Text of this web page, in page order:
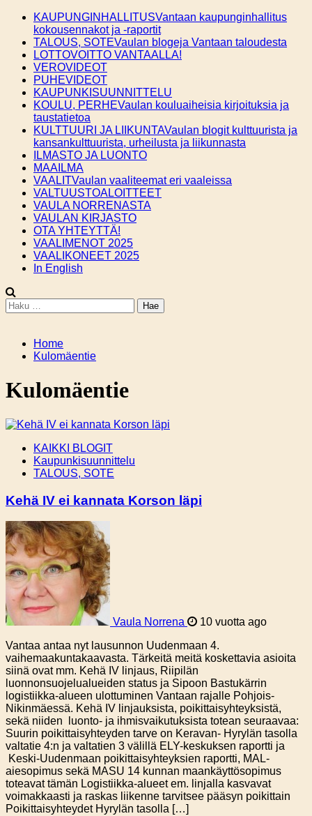
Skip
content
KAUPUNGINHALLITUSVantaan kaupunginhallitus
kokousennakot ja -raportit
TALOUS, SOTEVaulan blogeja Vantaan taloudesta
LOTTOVOITTO VANTAALLA!
VEROVIDEOT
PUHEVIDEOT
KAUPUNKISUUNNITTELU
KOULU, PERHEVaulan kouluaiheisia kirjoituksia ja
taustatietoa
KULTTUURI JA LIIKUNTAVaulan blogit kulttuurista ja
kansankulttuurista, urheilusta ja liikunnasta
ILMASTO JA LUONTO
MAAILMA
VAALITVaulan vaaliteemat eri vaaleissa
VALTUUSTOALOITTEET
VAULA NORRENASTA
VAULAN KIRJASTO
OTA YHTEYTTÄ!
VAALIMENOT 2025
VAALIKONEET 2025
In English
Haku:
Home
Kulomäentie
Kulomäentie
KAIKKI BLOGIT
Kaupunkisuunnittelu
TALOUS, SOTE
Kehä IV ei kannata Korson läpi
Vaula Norrena
10 vuotta ago
Vantaa antaa nyt lausunnon Uudenmaan 4.
vaihemaakuntakaavasta. Tärkeitä meitä koskettavia asioita
siinä ovat mm. Kehä IV linjaus, Riipilän
luonnonsuojelualueiden status ja Sipoon Bastukärrin
logistiikka-alueen ulottuminen Vantaan rajalle Pohjois-
Nikinmäessä. Kehä IV linjauksista, poikittaisyhteyksistä,
sekä niiden luonto- ja ihmisvaikutuksista totean seuraavaa:
Suurin poikittaisyhteyden tarve on Keravan- Hyrylän tasolla
valtatie 4:n ja valtatien 3 välillä ELY-keskuksen raportti ja
Keski-Uudenmaan poikittaisyhteyksien raportti, MAL-
aiesopimus sekä MASU 14 kunnan maankäyttösopimus
toteavat tämän Logistiikka-alueet em. linjalla kasvavat
voimakkaasti ja raskas liikenne tarvitsee pääsyn poikittain
Poikittaisyhteydet Hyrylän tasolla […]